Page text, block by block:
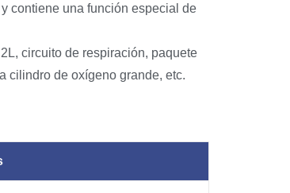
contiene una función especial de
circuito de respiración, paquete
cilindro de oxígeno grande, etc.